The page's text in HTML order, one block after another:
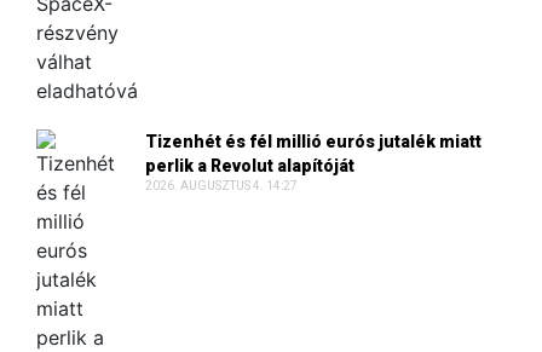
Tizenhét és fél millió eurós jutalék miatt
perlik a Revolut alapítóját
2026. AUGUSZTUS 4. 14:27